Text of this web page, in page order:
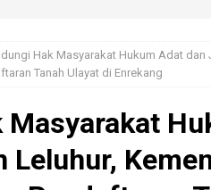
Hak Masyarakat Hukum Adat dan
Tanah Ulayat di Enrekang
Masyarakat
Leluhur,